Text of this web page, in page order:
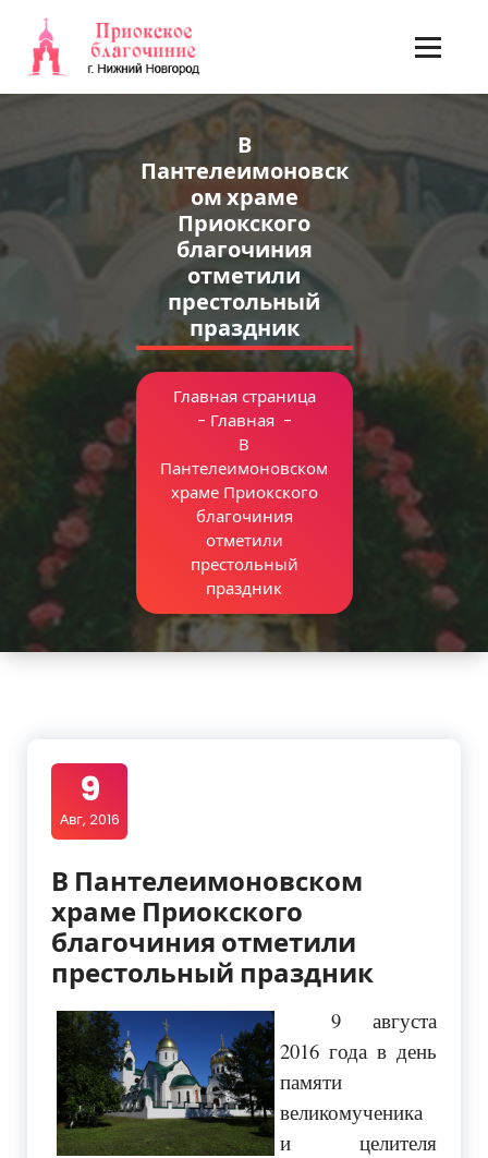
содержимому
В
Пантелеимоновск
ом храме
Приокского
благочиния
отметили
престольный
праздник
Главная страница
- Главная-
В
Пантелеимоновском
храме Приокского
благочиния
отметили
престольный
праздник
9
Авг, 2016
В Пантелеимоновском
храме Приокского
благочиния отметили
престольный праздник
9 августа
2016 года в день
памяти
великомученика
и целителя